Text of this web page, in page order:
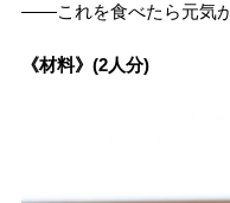
――これを食べたら元気
《材料》(2人分)